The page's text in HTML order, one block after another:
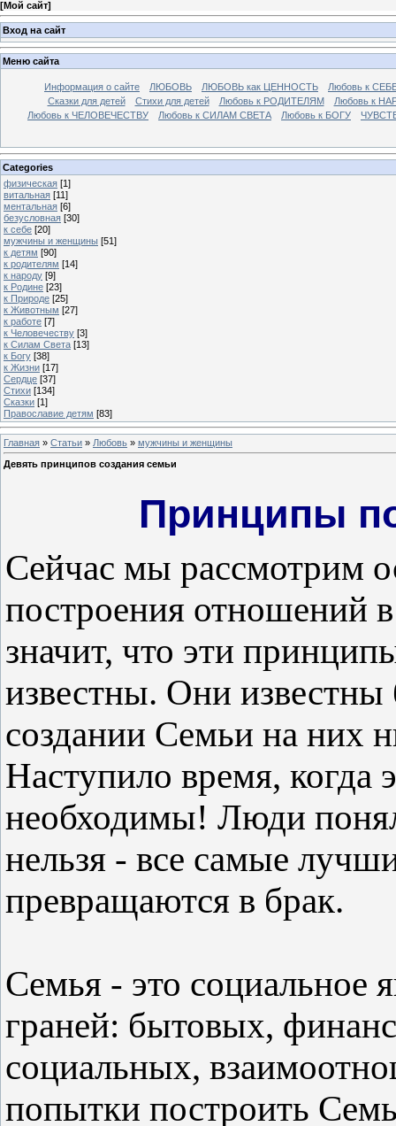
[Мой сайт]
Вход на сайт
Меню сайта
Информация о сайте ЛЮБОВЬ ЛЮБОВЬ как ЦЕННОСТЬ
Любовь к
Сказки для детей
Стихи для детей Любовь к РОДИТЕЛЯМ
Любовь к
Любовь к ЧЕЛОВЕЧЕСТВУ
Любовь к СИЛАМ СВЕТА Любовь к БОГУ
Categories
физическая [1]
витальная [11]
ментальная [6]
безусловная [30]
к себе [20]
мужчины и женщины [51]
к детям [90]
к родителям [14]
к народу [9]
к Родине [23]
к Природе [25]
к Животным [27]
к работе [7]
к Человечеству [3]
к Силам Света [13]
к Богу [38]
к Жизни [17]
Сердце [37]
Стихи [134]
Сказки [1]
Православие детям [83]
Главная » Статьи » Любовь » мужчины и женщины
Девять принципов создания семьи
Принципы
Сейчас мы рассмотрим
построения отношений
значит, что эти
известны. Они
создании Семьи на них
Наступило время,
необходимы! Люди
нельзя - все самые
превращаются в брак.
Семья - это социальное
граней: бытовых,
социальных,
попытки построить